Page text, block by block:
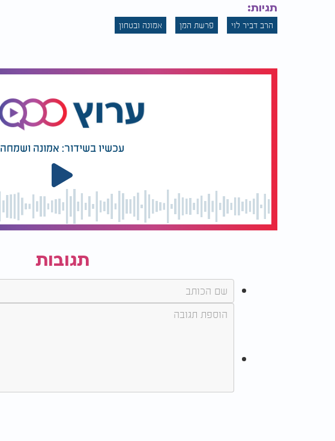
תגיות:
הרב דביר לוי פרשת המן אמונה ובטחון
עכשיו בשידור: אמונה ושמחה
תגובות